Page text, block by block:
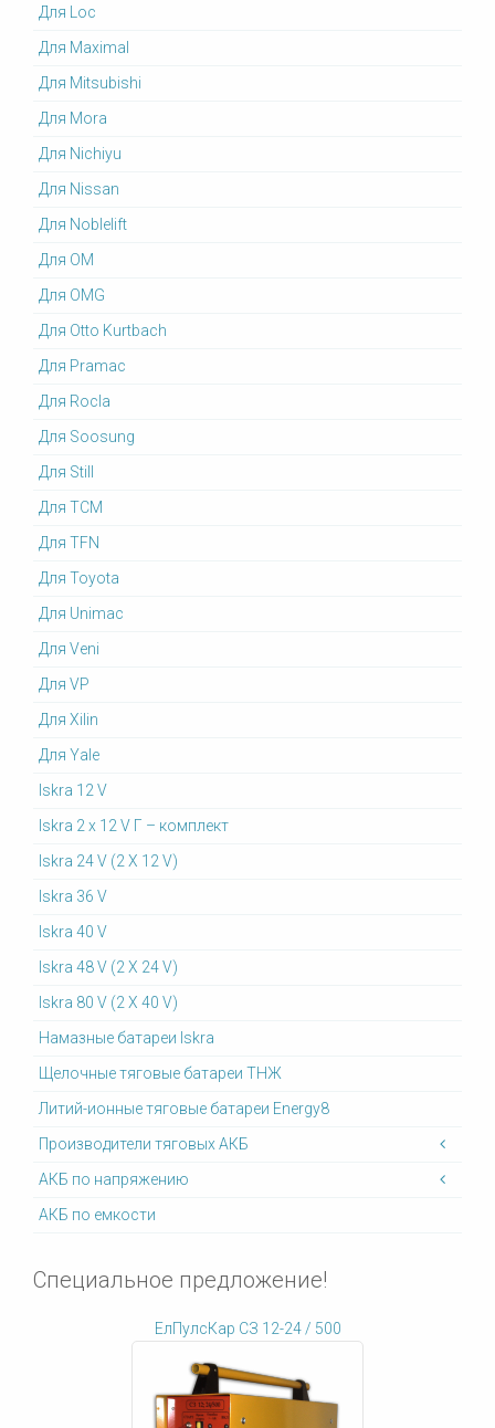
Для Loc
Для Maximal
Для Mitsubishi
Для Mora
Для Nichiyu
Для Nissan
Для Noblelift
Для OM
Для OMG
Для Otto Kurtbach
Для Pramac
Для Rocla
Для Soosung
Для Still
Для TCM
Для TFN
Для Toyota
Для Unimac
Для Veni
Для VP
Для Xilin
Для Yale
Iskra 12 V
Iskra 2 x 12 V Г – комплект
Iskra 24 V (2 X 12 V)
Iskra 36 V
Iskra 40 V
Iskra 48 V (2 X 24 V)
Iskra 80 V (2 X 40 V)
Намазные батареи Iskra
Щелочные тяговые батареи ТНЖ
Литий-ионные тяговые батареи Energy8
Производители тяговых АКБ
АКБ по напряжению
АКБ по емкости
Специальное предложение!
ЕлПулсКар СЗ 12-24 / 500